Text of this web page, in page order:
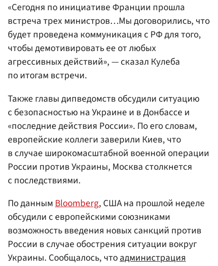
«Сегодня по инициативе Франции прошла
встреча трех министров…Мы договорились, что
будет проведена коммуникация с РФ для того,
чтобы демотивировать ее от любых
агрессивных действий», — сказал Кулеба
по итогам встречи.
Также главы дипведомств обсудили ситуацию
с безопасностью на Украине и в Донбассе и
«последние действия России». По его словам,
европейские коллеги заверили Киев, что
в случае широкомасштабной военной операции
России против Украины, Москва столкнется
с последствиями.
По даннымBloomberg, США на прошлой неделе
обсудили с европейскими союзниками
возможность введения новых санкций против
России в случае обострения ситуации вокруг
Украины. Сообщалось, чтоадминистрация